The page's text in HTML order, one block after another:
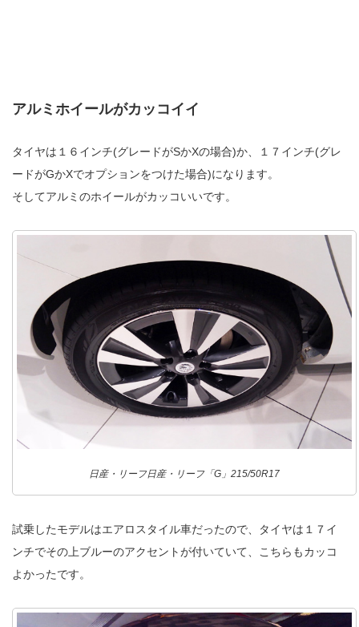
アルミホイールがカッコイイ
タイヤは１６インチ(グレードがSかXの場合)か、１７インチ(グレ
ードがGかXでオプションをつけた場合)になります。
そしてアルミのホイールがカッコいいです。
日産・リーフ日産・リーフ「G」215/50R17
試乗したモデルはエアロスタイル車だったので、タイヤは１７イ
ンチでその上ブルーのアクセントが付いていて、こちらもカッコ
よかったです。